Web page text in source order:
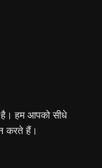
है। हम आपको सीधे
करते हैं।